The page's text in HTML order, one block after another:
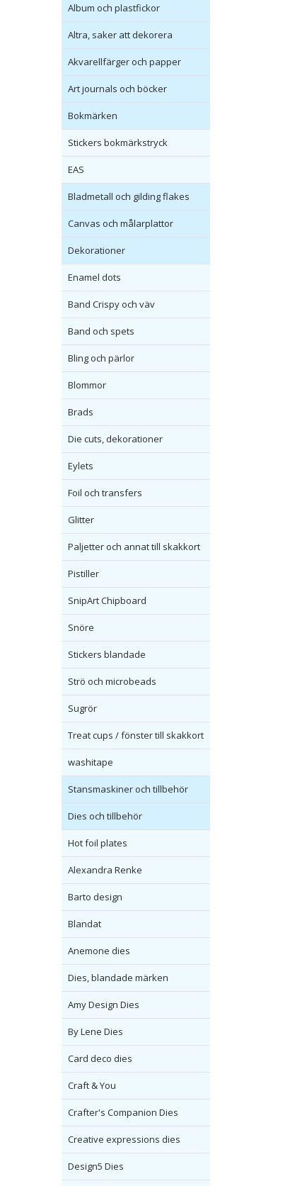
Album och plastfickor
Altra, saker att dekorera
Akvarellfärger och papper
Art journals och böcker
Bokmärken
Stickers bokmärkstryck
EAS
Bladmetall och gilding flakes
Canvas och målarplattor
Dekorationer
Enamel dots
Band Crispy och väv
Band och spets
Bling och pärlor
Blommor
Brads
Die cuts, dekorationer
Eylets
Foil och transfers
Glitter
Paljetter och annat till skakkort
Pistiller
SnipArt Chipboard
Snöre
Stickers blandade
Strö och microbeads
Sugrör
Treat cups / fönster till skakkort
washitape
Stansmaskiner och tillbehör
Dies och tillbehör
Hot foil plates
Alexandra Renke
Barto design
Blandat
Anemone dies
Dies, blandade märken
Amy Design Dies
By Lene Dies
Card deco dies
Craft & You
Crafter's Companion Dies
Creative expressions dies
Design5 Dies